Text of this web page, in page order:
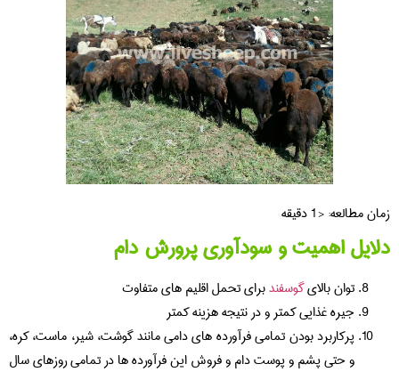
زمان مطالعه:< 1 دقیقه
دلایل اهمیت و سودآوری پرورش دام
توان بالایگوسفندبرای تحمل اقلیم های متفاوت
جیره غذایی کمتر و در نتیجه هزینه کمتر
پرکاربرد بودن تمامی فرآورده های دامی مانند گوشت، شیر، ماست، کره،
و حتی پشم و پوست دام و فروش این فرآورده ها در تمامی روزهای سال